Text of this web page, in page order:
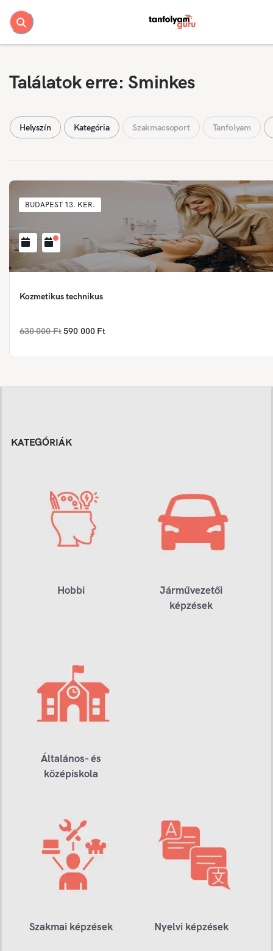
Találatok erre: Sminkes
Helyszín Kategória Szakmacsoport Tanfolyam
BUDAPEST 13. KER.
Kozmetikus technikus
630 000 Ft 590 000 Ft
KATEGÓRIÁK
Hobbi
Járművezetői
képzések
Általános- és
középiskola
Szakmai képzések Nyelvi képzések